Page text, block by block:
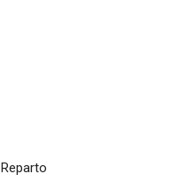
Reparto